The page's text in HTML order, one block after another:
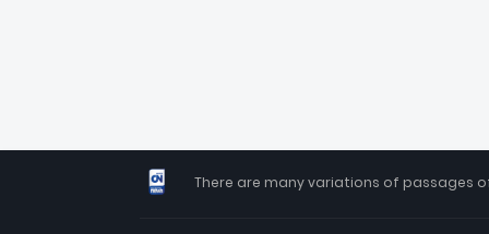
There are many variations of passages